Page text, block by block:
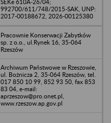
SEKe 610A-26/04;
992700/611/748/2015-SAK, UNP:
2017-00188672, 2026-00125380
Pracownie Konserwacji Zabytków
sp. z o.o., ul.Rynek 16, 35-064
Rzeszów
Archiwum Państwowe w Rzeszowie,
ul. Bożnicza 2, 35-064 Rzeszów, tel.
017 850 10 99, 852 93 50, fax 853
83 04, e-mail:
aprzeszow@pro.onet.pl,
www.rzeszow.ap.gov.pl